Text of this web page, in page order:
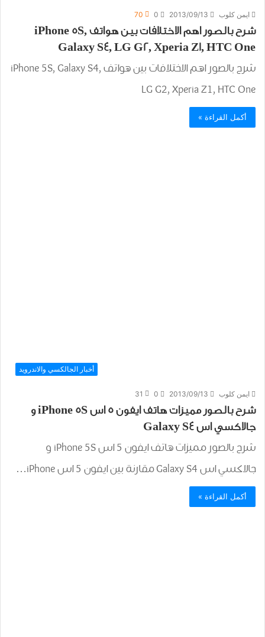
ايمن كلوب 2013/09/13
0
70
شرح بالصور اهم الاختلافات بين هواتف iPhone 5S,
Galaxy S4, LG G2, Xperia Z1, HTC One
شرح بالصور اهم الاختلافات بين هواتف iPhone 5S, Galaxy S4,
LG G2, Xperia Z1, HTC One
أكمل القراءة »
أخبار الجالكسي والاندرويد
ايمن كلوب 2013/09/13
0
31
شرح بالصور مميزات هاتف ايفون 5 اس iPhone 5S و
جالاكسي اس Galaxy S4
شرح بالصور مميزات هاتف ايفون 5 اس iPhone 5S و
جالاكسي اس Galaxy S4 مقارنة بين ايفون 5 اس iPhone…
أكمل القراءة »